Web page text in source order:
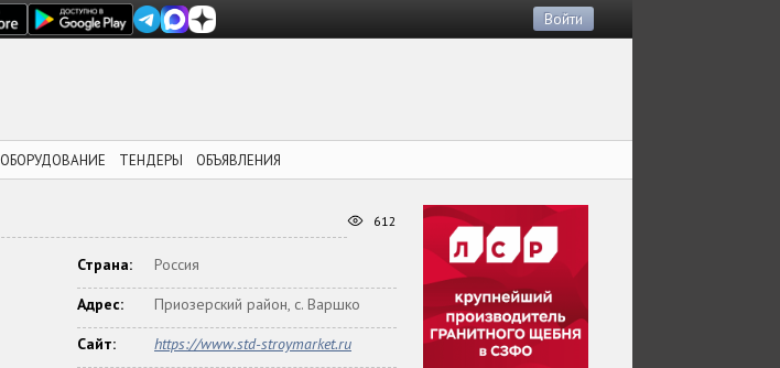
Войти
ОБОРУДОВАНИЕ ТЕНДЕРЫ ОБЪЯВЛЕНИЯ
612
Страна:
Россия
Адрес:
Приозерский район, с. Варшко
Сайт:
https://www.std-stroymarket.ru